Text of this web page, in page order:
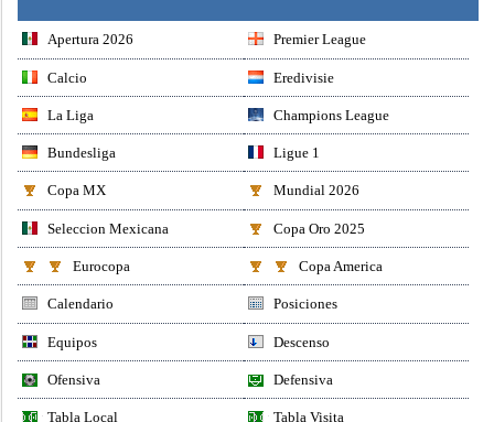
Apertura 2026 Premier League
Calcio Eredivisie
La Liga Champions League
Bundesliga Ligue 1
Copa MX Mundial 2026
Seleccion Mexicana Copa Oro 2025
Eurocopa Copa America
Calendario Posiciones
Equipos Descenso
Ofensiva Defensiva
Tabla Local Tabla Visita